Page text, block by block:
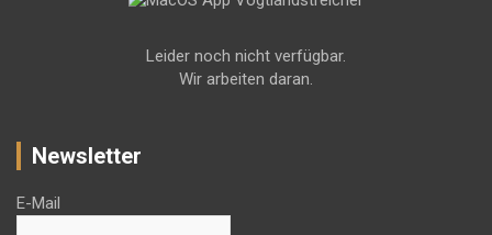
Leider noch nicht verfügbar.
Wir arbeiten daran.
Newsletter
E-Mail